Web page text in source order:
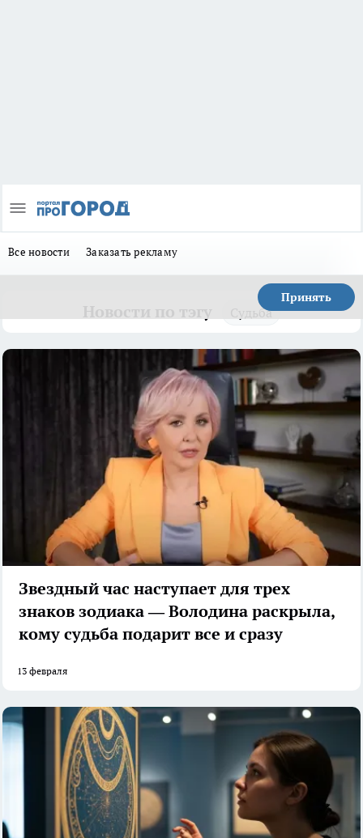
Все новости Заказать рекламу
Принять
Судьба
Звездный час наступает для трех
знаков зодиака — Володина раскрыла,
кому судьба подарит все и сразу
13 февраля